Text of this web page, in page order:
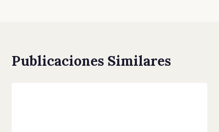
Publicaciones Similares